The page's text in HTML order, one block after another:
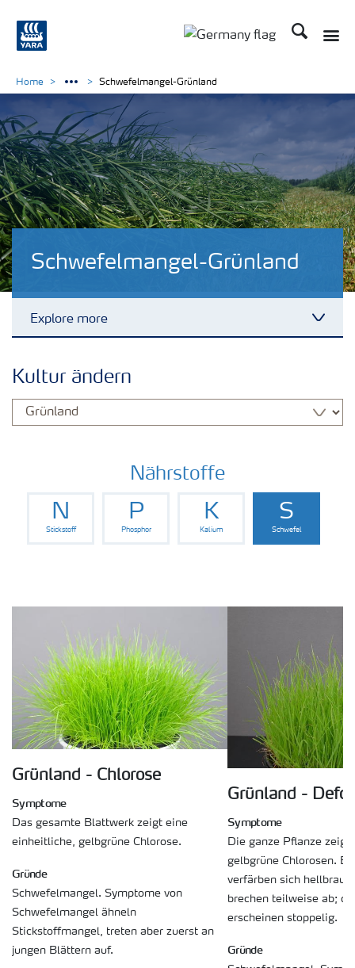
Suchen
Schwefelmangel-Grünland
Explore more
Düngemittel
Zukunft anpacken
Medien
Home Schwefelmangel-Grünland
Kultur ändern
Nährstoffe
N
Stickstoff
P
Phosphor
K
Kalium
S
Schwefel
Grünland - Chlorose
Symptome
Das gesamte Blattwerk zeigt eine
einheitliche, gelbgrüne Chlorose.
Gründe
Schwefelmangel. Symptome von
Schwefelmangel ähneln
Stickstoffmangel, treten aber zuerst an
jungen Blättern auf.
Grünland -
Symptome
Die ganze Pflanze zeigt
gelbgrüne Chlorosen.
verfärben sich
brechen teilweise ab;
erscheinen stoppelig.
Gründe